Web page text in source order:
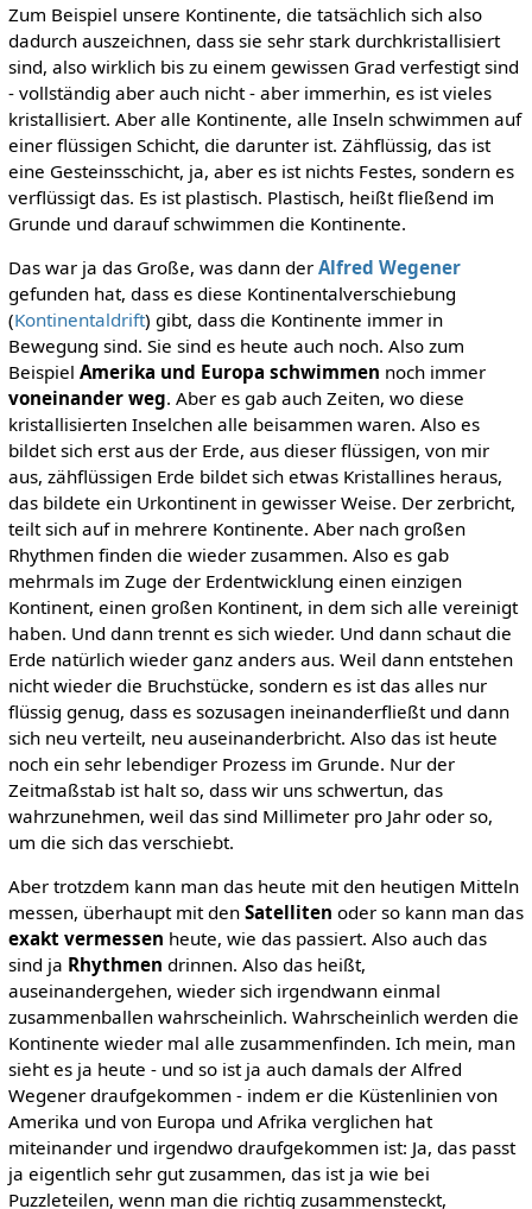
Zum Beispiel unsere Kontinente, die tatsächlich sich also
dadurch auszeichnen, dass sie sehr stark durchkristallisiert
sind, also wirklich bis zu einem gewissen Grad verfestigt sind
- vollständig aber auch nicht - aber immerhin, es ist vieles
kristallisiert. Aber alle Kontinente, alle Inseln schwimmen auf
einer flüssigen Schicht, die darunter ist. Zähflüssig, das ist
eine Gesteinsschicht, ja, aber es ist nichts Festes, sondern es
verflüssigt das. Es ist plastisch. Plastisch, heißt fließend im
Grunde und darauf schwimmen die Kontinente.
Das war ja das Große, was dann der Alfred Wegener
gefunden hat, dass es diese Kontinentalverschiebung
(Kontinentaldrift) gibt, dass die Kontinente immer in
Bewegung sind. Sie sind es heute auch noch. Also zum
Beispiel Amerika und Europa schwimmen noch immer
voneinander weg. Aber es gab auch Zeiten, wo diese
kristallisierten Inselchen alle beisammen waren. Also es
bildet sich erst aus der Erde, aus dieser flüssigen, von mir
aus, zähflüssigen Erde bildet sich etwas Kristallines heraus,
das bildete ein Urkontinent in gewisser Weise. Der zerbricht,
teilt sich auf in mehrere Kontinente. Aber nach großen
Rhythmen finden die wieder zusammen. Also es gab
mehrmals im Zuge der Erdentwicklung einen einzigen
Kontinent, einen großen Kontinent, in dem sich alle vereinigt
haben. Und dann trennt es sich wieder. Und dann schaut die
Erde natürlich wieder ganz anders aus. Weil dann entstehen
nicht wieder die Bruchstücke, sondern es ist das alles nur
flüssig genug, dass es sozusagen ineinanderfließt und dann
sich neu verteilt, neu auseinanderbricht. Also das ist heute
noch ein sehr lebendiger Prozess im Grunde. Nur der
Zeitmaßstab ist halt so, dass wir uns schwertun, das
wahrzunehmen, weil das sind Millimeter pro Jahr oder so,
um die sich das verschiebt.
Aber trotzdem kann man das heute mit den heutigen Mitteln
messen, überhaupt mit den Satelliten oder so kann man das
exakt vermessen heute, wie das passiert. Also auch das
sind ja Rhythmen drinnen. Also das heißt,
auseinandergehen, wieder sich irgendwann einmal
zusammenballen wahrscheinlich. Wahrscheinlich werden die
Kontinente wieder mal alle zusammenfinden. Ich mein, man
sieht es ja heute - und so ist ja auch damals der Alfred
Wegener draufgekommen - indem er die Küstenlinien von
Amerika und von Europa und Afrika verglichen hat
miteinander und irgendwo draufgekommen ist: Ja, das passt
ja eigentlich sehr gut zusammen, das ist ja wie bei
Puzzleteilen, wenn man die richtig zusammensteckt,